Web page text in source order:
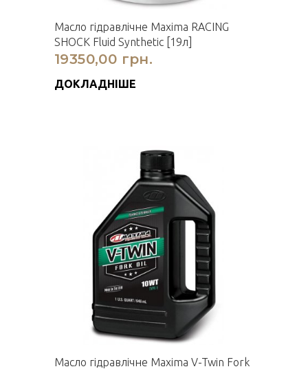
Масло гідравлічне Maxima RACING
SHOCK Fluid Synthetic [19л]
19350,00 грн.
ДОКЛАДНІШЕ
Масло гідравлічне Maxima V-Twin Fork